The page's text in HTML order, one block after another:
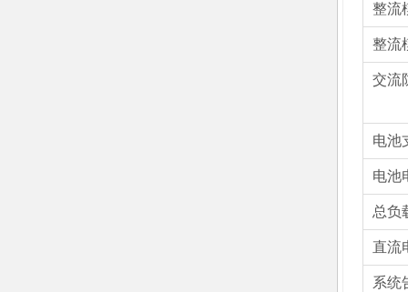
整流
整流
交流
电池
电池
总负
直流
系统